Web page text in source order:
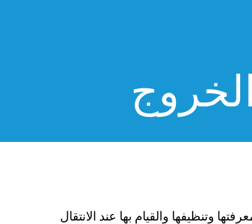
وتنظيفها والقيام بها عند الانتقال